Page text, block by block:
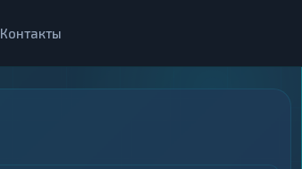
Контакты